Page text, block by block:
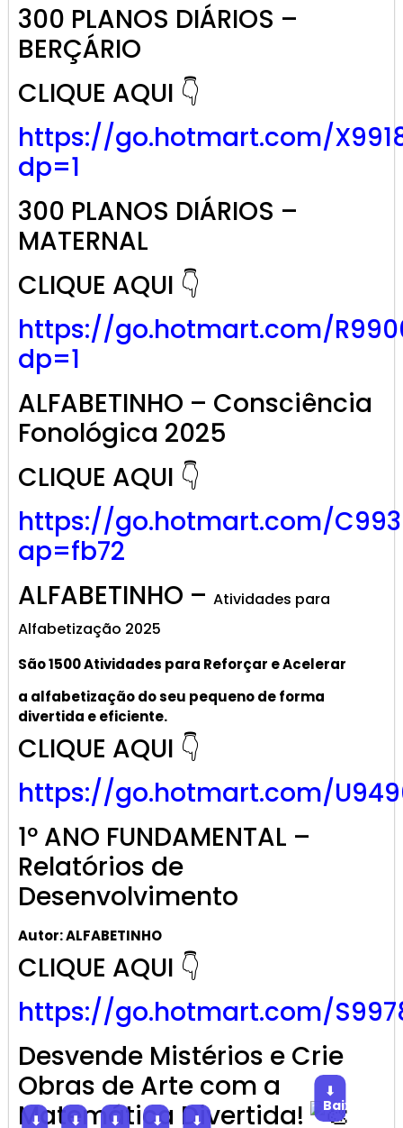
300 PLANOS DIÁRIOS –
BERÇÁRIO
CLIQUE AQUI 👇
https://go.hotmart.com/
dp=1
300 PLANOS DIÁRIOS –
MATERNAL
CLIQUE AQUI 👇
https://go.hotmart.com/
dp=1
ALFABETINHO – Consciência
Fonológica 2025
CLIQUE AQUI 👇
https://go.hotmart.com/
ap=fb72
ALFABETINHO – Atividades para
Alfabetização 2025
São 1500 Atividades para Reforçar e Acelerar
a alfabetizaçãodo seu pequeno de forma
divertida e eficiente.
CLIQUE AQUI 👇
https://go.hotmart.com/
1º ANO FUNDAMENTAL –
Relatórios de
Desenvolvimento
Autor: ALFABETINHO
CLIQUE AQUI 👇
https://go.hotmart.com/
Desvende Mistérios e Crie
Obras de Arte com a
Matemática Divertida!
⬇
Baixar
⬇
⬇
⬇
⬇
⬇